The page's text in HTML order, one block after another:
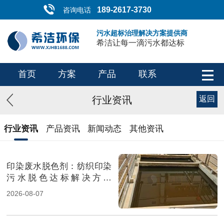
咨询电话 189-2617-3730
污水超标治理解决方案提供商
希洁让每一滴污水都达标
首页 方案 产品 联系
行业资讯 返回
行业资讯 产品资讯 新闻动态 其他资讯
印染废水脱色剂：纺织印染
污水脱色达标解决方案
（图）
2026-08-07